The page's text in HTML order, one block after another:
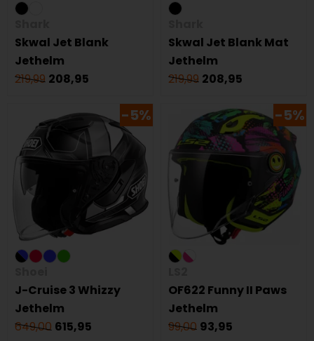
Skwal Jet Blank
Jethelm
219,99 208,95
Skwal Jet Blank Mat
Jethelm
219,99 208,95
-5%
J-Cruise 3 Whizzy
Jethelm
649,00 615,95
-5%
OF622 Funny II Paws
Jethelm
99,00 93,95